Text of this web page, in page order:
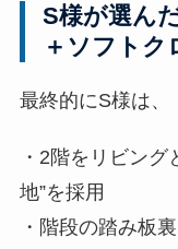
S様が選ん
＋ソフトク
最終的にS様は、
・2階をリビン
地”を採用
・階段の踏み板